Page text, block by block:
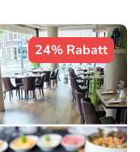
24% Rabatt